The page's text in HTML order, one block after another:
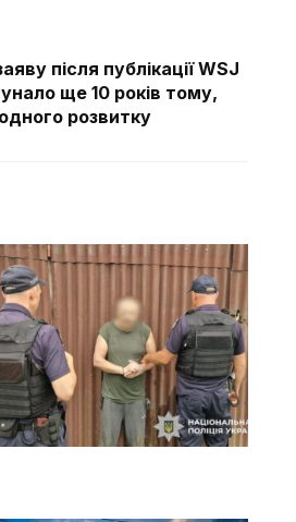
після публікації WSJ
ще 10 років тому,
розвитку